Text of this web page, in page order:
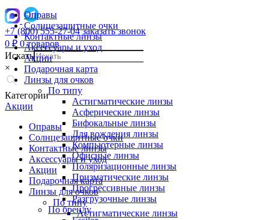
+7 (800) 555-27-04 заказать звонок
0 ₽ 0 товаров
Искать
×
Категории
Акции
Оправы
Солнцезащитные очки
Контактные линзы
Аксессуары и уход
Акции
Подарочная карта
Линзы для очков
По типу
Астигматические линзы
Оправы
Солнцезащитные очки
Контактные линзы
Аксессуары и уход
Акции
Подарочная карта
Линзы для очков
По типу
Астигматические линзы
Асферические линзы
Бифокальные линзы
Для вождения линзы
Компьютерные линзы
Офисные линзы
Поляризационные линзы
Призматические линзы
Прогрессивные линзы
Разгрузочные линзы
По бренду